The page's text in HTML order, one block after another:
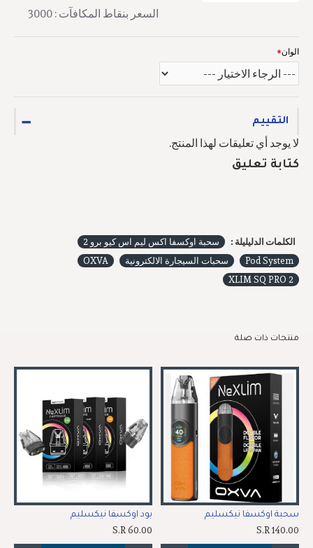
السعر بنقاط المكافآت : 3000
الوان
التقييم
لا يوجد أي تعليقات لهذا المنتج.
كتابة تعليق
الكلمات الدليليلة :
سحبة اوكسفا اكس ليم اس كيو برو 2
Pod System
سحبات السيجارة الالكترونية
OXVA
XLIM SQ PRO 2
منتجات ذات صلة
سحبة اوكسفا نيكسليم
S.R 140.00
بود اوكسفا نيكسليم
S.R 60.00